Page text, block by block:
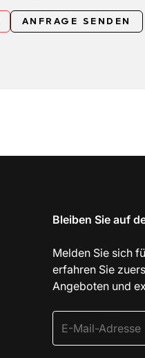
ANFRAGE SENDEN
Bleiben Sie auf
Melden Sie sich
erfahren Sie
Angeboten und